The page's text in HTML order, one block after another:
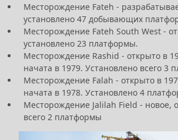
Месторождение Fateh -
установлено 47 добывающих
Месторождение Fateh South West -
установлено 23 платформы.
Месторождение Rashid - открыто в
начата в 1979. Установлено всего 3
Месторождение Falah - открыто в
начата в 1978. Установлено 4
Месторождение Jalilah Field - новое,
всего 2 платформы